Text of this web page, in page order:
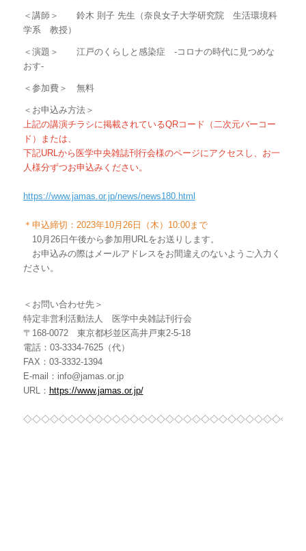
＜講師＞ 鈴木 則子 先生（奈良女子大学研究院 生活環境科
学系 教授）
＜演題＞ 江戸のくらしと感染症 -コロナの時代に見つめな
おす-
＜参加費＞ 無料
＜お申込み方法＞
上記の講演チラシに掲載されているQRコード（二次元バーコー
ド）または、
下記URLから医学中央雑誌刊行会様のページにアクセスし、お一
人様分ずつお申込みください。
https://www.jamas.or.jp/news/news180.html
＊申込締切：2023年10月26日（木）10:00まで
10月26日午後から参加用URLをお送りします。
お申込みの際はメールアドレスをお間違えのないようご入力く
ださい。
＜お問い合わせ先＞
特定非営利活動法人 医学中央雑誌刊行会
〒168-0072 東京都杉並区高井戸東2-5-18
電話：03-3334-7625（代）
FAX：03-3332-1394
E-mail：info@jamas.or.jp
URL： https://www.jamas.or.jp/